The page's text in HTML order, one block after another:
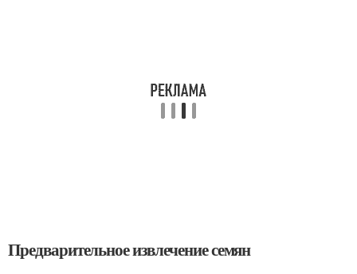
Предварительное извлечение семян